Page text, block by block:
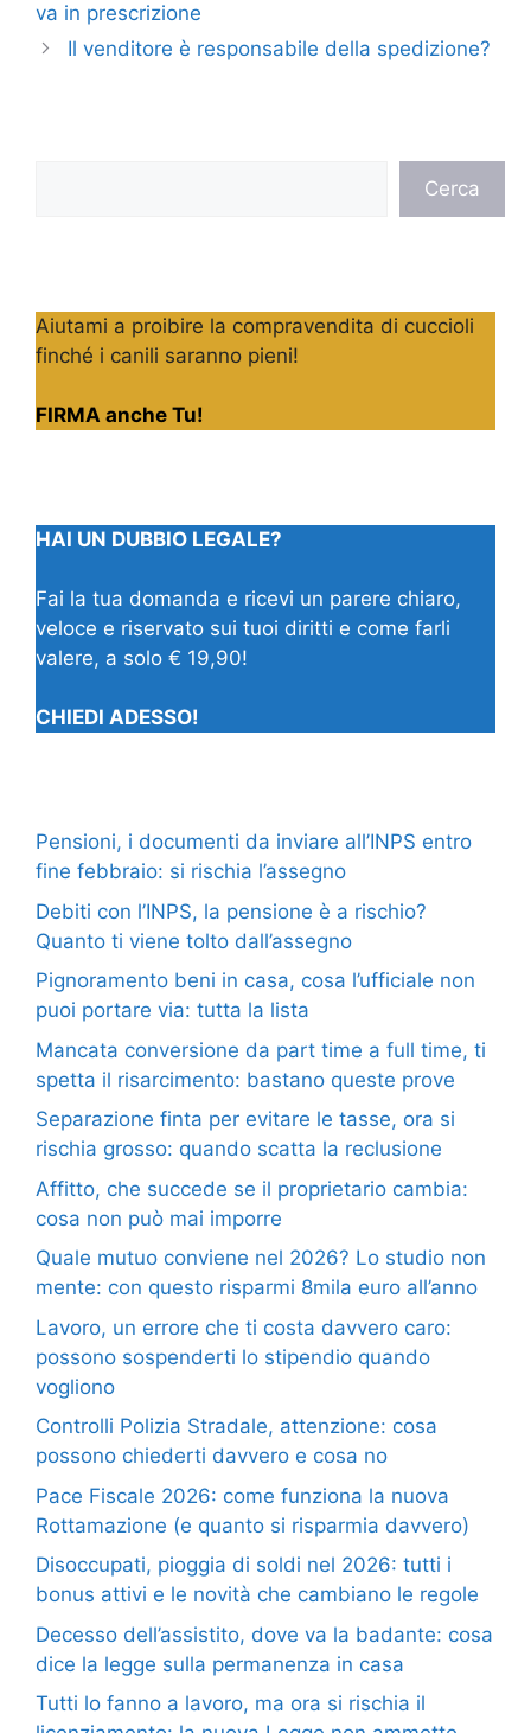
va in prescrizione
Il venditore è responsabile della spedizione?
Cerca
Aiutami a proibire la compravendita di cuccioli
finché i canili saranno pieni!
FIRMA anche Tu!
HAI UN DUBBIO LEGALE?
Fai la tua domanda e ricevi un parere chiaro,
veloce e riservato sui tuoi diritti e come farli
valere, a solo € 19,90!
CHIEDI ADESSO!
Pensioni, i documenti da inviare all’INPS entro
fine febbraio: si rischia l’assegno
Debiti con l’INPS, la pensione è a rischio?
Quanto ti viene tolto dall’assegno
Pignoramento beni in casa, cosa l’ufficiale non
puoi portare via: tutta la lista
Mancata conversione da part time a full time, ti
spetta il risarcimento: bastano queste prove
Separazione finta per evitare le tasse, ora si
rischia grosso: quando scatta la reclusione
Affitto, che succede se il proprietario cambia:
cosa non può mai imporre
Quale mutuo conviene nel 2026? Lo studio non
mente: con questo risparmi 8mila euro all’anno
Lavoro, un errore che ti costa davvero caro:
possono sospenderti lo stipendio quando
vogliono
Controlli Polizia Stradale, attenzione: cosa
possono chiederti davvero e cosa no
Pace Fiscale 2026: come funziona la nuova
Rottamazione (e quanto si risparmia davvero)
Disoccupati, pioggia di soldi nel 2026: tutti i
bonus attivi e le novità che cambiano le regole
Decesso dell’assistito, dove va la badante: cosa
dice la legge sulla permanenza in casa
Tutti lo fanno a lavoro, ma ora si rischia il